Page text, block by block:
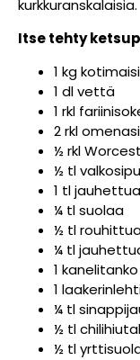
kurkkuranskalaisia.
Itse tehty
1 kg
1 dl vettä
1 rkl
2 rkl
½ rkl
½ tl
1 tl
¼ tl suolaa
½ tl
¼ tl
1
1
¼ tl
½ tl
½ tl